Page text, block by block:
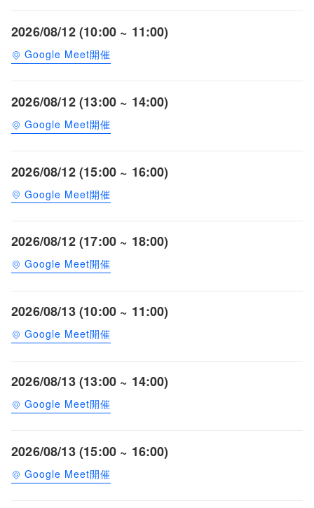
2026/08/12 (10:00 ~ 11:00)
Google Meet開催
2026/08/12 (13:00 ~ 14:00)
Google Meet開催
2026/08/12 (15:00 ~ 16:00)
Google Meet開催
2026/08/12 (17:00 ~ 18:00)
Google Meet開催
2026/08/13 (10:00 ~ 11:00)
Google Meet開催
2026/08/13 (13:00 ~ 14:00)
Google Meet開催
2026/08/13 (15:00 ~ 16:00)
Google Meet開催